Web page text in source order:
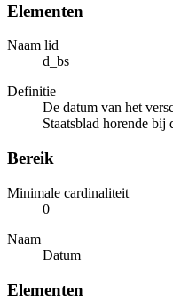
Elementen
Naam lid
d_bs
Definitie
De datum van het
Staatsblad horende bij
Bereik
Minimale cardinaliteit
0
Naam
Datum
Elementen